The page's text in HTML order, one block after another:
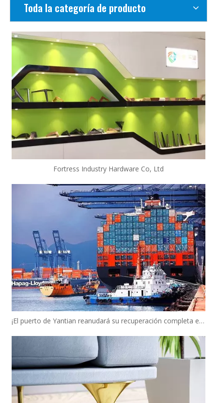
Toda la categoría de producto
Fortress Industry Hardware Co, Ltd
¡El puerto de Yantian reanudará su recuperación completa el 24 de junio de 2012, y las operaciones de envío han ingresado la normalización!